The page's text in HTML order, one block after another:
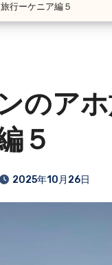
行ーケニア編５
のア
５
2025年10月26日